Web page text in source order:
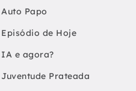
Auto Papo
Episódio de Hoje
IA e agora?
Juventude Prateada